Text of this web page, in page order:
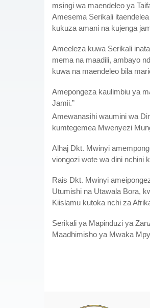
msingi wa maendeleo ya
Amesema Serikali
kukuza amani na kujenga
Ameeleza kuwa Serikali
mema na maadili, ambayo
kuwa na maendeleo bila
Amepongeza kaulimbiu ya
Jamii.”
Amewanasihi waumini wa
kumtegemea Mwenyezi
Alhaj Dkt. Mwinyi
viongozi wote wa dini nchini
Rais Dkt. Mwinyi
Utumishi na Utawala Bora,
Kiislamu kutoka nchi za
Serikali ya Mapinduzi ya
Maadhimisho ya Mwaka